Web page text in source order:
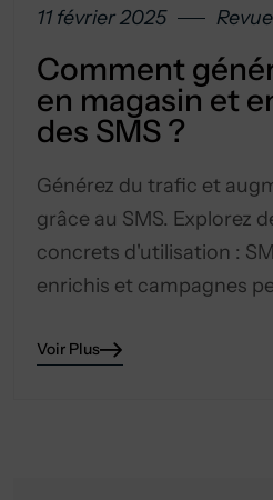
11 février 2025
Comment
en magasin et
des SMS ?
Générez du trafic et
grâce au SMS. Explorez
concrets d'utilisation :
enrichis et campagnes
Voir Plus